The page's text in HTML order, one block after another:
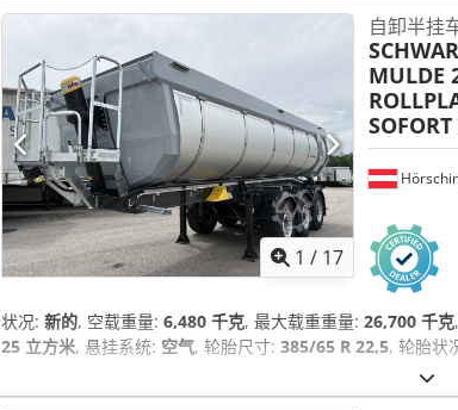
1 / 17
自卸半挂
MULDE
状况: 新的, 空载重量: 6,480 千克, 最大载重重量: 26,700 千克
25 立方米, 悬挂系统: 空气, 轮胎尺寸: 385/65 R 22,5, 轮胎状